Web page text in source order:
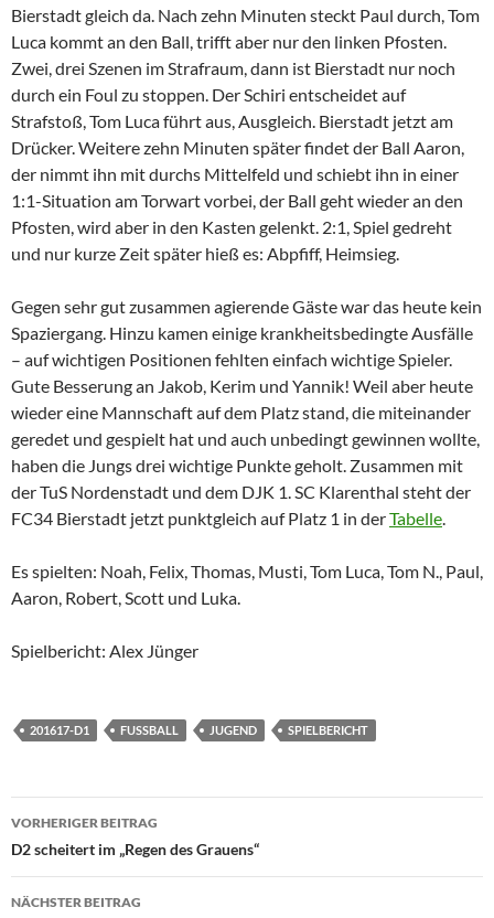
Bierstadt gleich da. Nach zehn Minuten steckt Paul durch, Tom
Luca kommt an den Ball, trifft aber nur den linken Pfosten.
Zwei, drei Szenen im Strafraum, dann ist Bierstadt nur noch
durch ein Foul zu stoppen. Der Schiri entscheidet auf
Strafstoß, Tom Luca führt aus, Ausgleich. Bierstadt jetzt am
Drücker. Weitere zehn Minuten später findet der Ball Aaron,
der nimmt ihn mit durchs Mittelfeld und schiebt ihn in einer
1:1-Situation am Torwart vorbei, der Ball geht wieder an den
Pfosten, wird aber in den Kasten gelenkt. 2:1, Spiel gedreht
und nur kurze Zeit später hieß es: Abpfiff, Heimsieg.
Gegen sehr gut zusammen agierende Gäste war das heute kein
Spaziergang. Hinzu kamen einige krankheitsbedingte Ausfälle
– auf wichtigen Positionen fehlten einfach wichtige Spieler.
Gute Besserung an Jakob, Kerim und Yannik! Weil aber heute
wieder eine Mannschaft auf dem Platz stand, die miteinander
geredet und gespielt hat und auch unbedingt gewinnen wollte,
haben die Jungs drei wichtige Punkte geholt. Zusammen mit
der TuS Nordenstadt und dem DJK 1. SC Klarenthal steht der
FC34 Bierstadt jetzt punktgleich auf Platz 1 in derTabelle.
Es spielten: Noah, Felix, Thomas, Musti, Tom Luca, Tom N., Paul,
Aaron, Robert, Scott und Luka.
Spielbericht: Alex Jünger
201617-D1 FUSSBALL JUGEND SPIELBERICHT
Beitragsnavigation
VORHERIGER BEITRAG
D2 scheitert im „Regen des Grauens“
NÄCHSTER BEITRAG